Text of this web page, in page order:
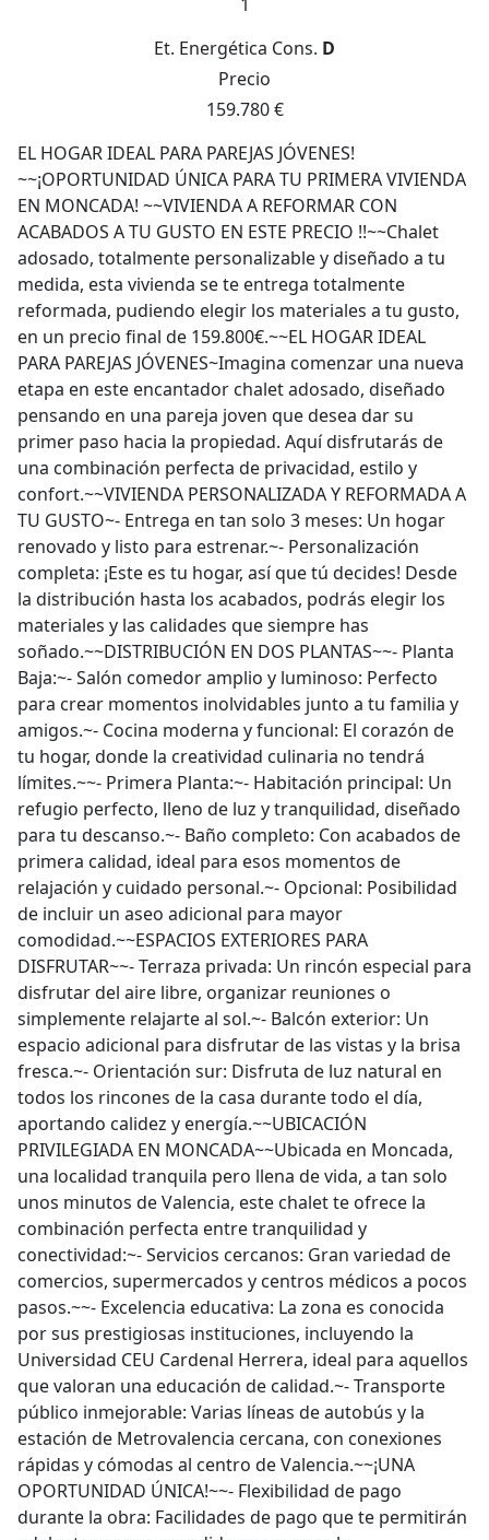
Et. Energética Cons. D
Precio
159.780 €
EL HOGAR IDEAL PARA PAREJAS JÓVENES!
~~¡OPORTUNIDAD ÚNICA PARA TU PRIMERA VIVIENDA
EN MONCADA! ~~VIVIENDA A REFORMAR CON
ACABADOS A TU GUSTO EN ESTE PRECIO !!~~Chalet
adosado, totalmente personalizable y diseñado a tu
medida, esta vivienda se te entrega totalmente
reformada, pudiendo elegir los materiales a tu gusto,
en un precio final de 159.800€.~~EL HOGAR IDEAL
PARA PAREJAS JÓVENES~Imagina comenzar una nueva
etapa en este encantador chalet adosado, diseñado
pensando en una pareja joven que desea dar su
primer paso hacia la propiedad. Aquí disfrutarás de
una combinación perfecta de privacidad, estilo y
confort.~~VIVIENDA PERSONALIZADA Y REFORMADA A
TU GUSTO~- Entrega en tan solo 3 meses: Un hogar
renovado y listo para estrenar.~- Personalización
completa: ¡Este es tu hogar, así que tú decides! Desde
la distribución hasta los acabados, podrás elegir los
materiales y las calidades que siempre has
soñado.~~DISTRIBUCIÓN EN DOS PLANTAS~~- Planta
Baja:~- Salón comedor amplio y luminoso: Perfecto
para crear momentos inolvidables junto a tu familia y
amigos.~- Cocina moderna y funcional: El corazón de
tu hogar, donde la creatividad culinaria no tendrá
límites.~~- Primera Planta:~- Habitación principal: Un
refugio perfecto, lleno de luz y tranquilidad, diseñado
para tu descanso.~- Baño completo: Con acabados de
primera calidad, ideal para esos momentos de
relajación y cuidado personal.~- Opcional: Posibilidad
de incluir un aseo adicional para mayor
comodidad.~~ESPACIOS EXTERIORES PARA
DISFRUTAR~~- Terraza privada: Un rincón especial para
disfrutar del aire libre, organizar reuniones o
simplemente relajarte al sol.~- Balcón exterior: Un
espacio adicional para disfrutar de las vistas y la brisa
fresca.~- Orientación sur: Disfruta de luz natural en
todos los rincones de la casa durante todo el día,
aportando calidez y energía.~~UBICACIÓN
PRIVILEGIADA EN MONCADA~~Ubicada en Moncada,
una localidad tranquila pero llena de vida, a tan solo
unos minutos de Valencia, este chalet te ofrece la
combinación perfecta entre tranquilidad y
conectividad:~- Servicios cercanos: Gran variedad de
comercios, supermercados y centros médicos a pocos
pasos.~~- Excelencia educativa: La zona es conocida
por sus prestigiosas instituciones, incluyendo la
Universidad CEU Cardenal Herrera, ideal para aquellos
que valoran una educación de calidad.~- Transporte
público inmejorable: Varias líneas de autobús y la
estación de Metrovalencia cercana, con conexiones
rápidas y cómodas al centro de Valencia.~~¡UNA
OPORTUNIDAD ÚNICA!~~- Flexibilidad de pago
durante la obra: Facilidades de pago que te permitirán